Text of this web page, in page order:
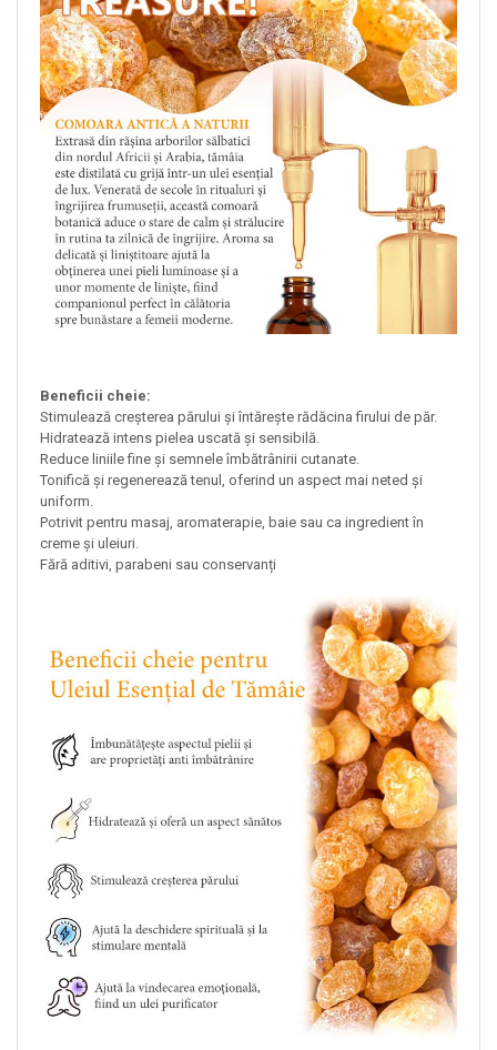
Beneficii cheie:
Stimulează creșterea părului și întărește rădăcina firului de păr.
Hidratează intens pielea uscată și sensibilă.
Reduce liniile fine și semnele îmbătrânirii cutanate.
Tonifică și regenerează tenul, oferind un aspect mai neted și
uniform.
Potrivit pentru masaj, aromaterapie, baie sau ca ingredient în
creme și uleiuri.
Fără aditivi, parabeni sau conservanți